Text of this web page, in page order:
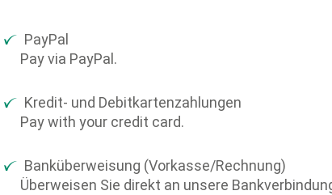
PayPal
Pay via PayPal.
Kredit- und Debitkartenzahlungen
Pay with your credit card.
Banküberweisung (Vorkasse/Rechnung)
Überweisen Sie direkt an unsere